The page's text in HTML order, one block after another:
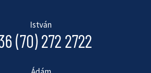
István
(70) 272 2722